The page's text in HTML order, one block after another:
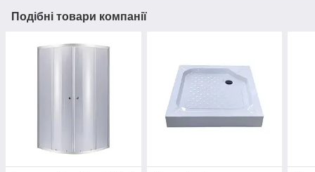
Подібні товари компанії